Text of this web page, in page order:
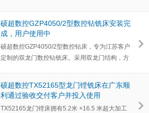
硕超数控GZP4050/2型数控钻铣床安装完
成，用户使用中
硕超数控GZP4050/2型数控钻床，专为江苏客户
定制的双龙门数控钻铣床。采用双龙门结构，方
硕超数控TX52165型龙门镗铣床在广东顺
利通过验收交付客户并投入使用
TX52165龙门镗床拥有5.2米 ×16.5 米超大加工